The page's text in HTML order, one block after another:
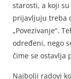
starosti, a koji
prijavljuju treba
„Povezivanje“.
određeni, nego
čime se ostavlja
Najbolji radovi